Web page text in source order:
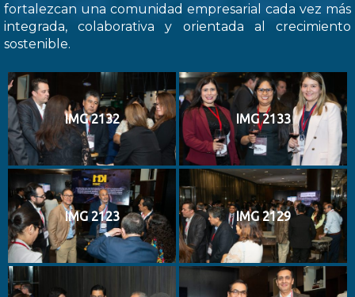
fortalezcan una comunidad empresarial cada vez más
integrada, colaborativa y orientada al crecimiento
sostenible.
IMG 2132 IMG 2133
IMG 2123 IMG 2129